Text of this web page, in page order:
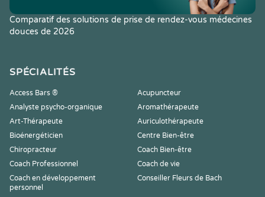
Comparatif des solutions de prise de rendez-vous médecines
douces de 2026
SPÉCIALITÉS
Access Bars ®
Acupuncteur
Analyste psycho-organique
Aromathérapeute
Art-Thérapeute
Auriculothérapeute
Bioénergéticien
Centre Bien-être
Chiropracteur
Coach Bien-être
Coach Professionnel
Coach de vie
Coach en développement
personnel
Conseiller Fleurs de Bach